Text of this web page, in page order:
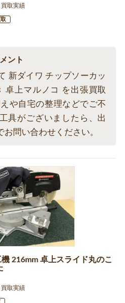
取実績
ント
新ダイワ チップソーカッ
卓上マルノコ を出張買取
や自宅の整理などでご不
具がございましたら、出
問い合わせください。
216mm 卓上スライド丸のこ
取実績